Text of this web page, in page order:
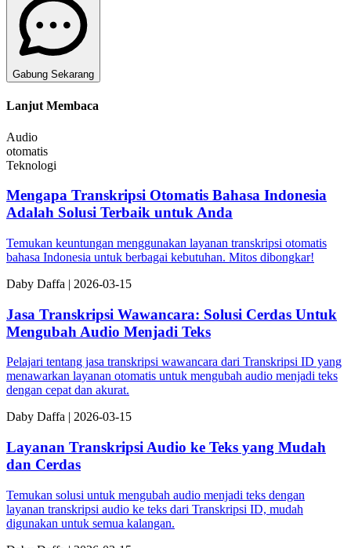
Gabung Sekarang
Lanjut Membaca
Audio
otomatis
Teknologi
Mengapa Transkripsi Otomatis Bahasa Indonesia
Adalah Solusi Terbaik untuk Anda
Temukan keuntungan menggunakan layanan transkripsi otomatis
bahasa Indonesia untuk berbagai kebutuhan. Mitos dibongkar!
Daby Daffa | 2026-03-15
Jasa Transkripsi Wawancara: Solusi Cerdas Untuk
Mengubah Audio Menjadi Teks
Pelajari tentang jasa transkripsi wawancara dari Transkripsi ID yang
menawarkan layanan otomatis untuk mengubah audio menjadi teks
dengan cepat dan akurat.
Daby Daffa | 2026-03-15
Layanan Transkripsi Audio ke Teks yang Mudah
dan Cerdas
Temukan solusi untuk mengubah audio menjadi teks dengan
layanan transkripsi audio ke teks dari Transkripsi ID, mudah
digunakan untuk semua kalangan.